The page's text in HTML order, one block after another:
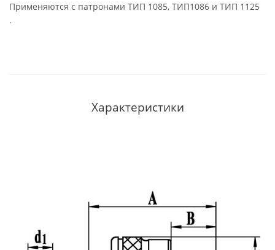
Применяются с патронами ТИП 1085, ТИП1086 и ТИП 1125
.
Характеристики